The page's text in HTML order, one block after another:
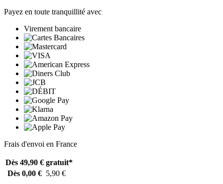
Payez en toute tranquillité avec
Virement bancaire
Frais d'envoi en France
Dès 49,90 € gratuit*
Dès 0,00 € 5,90 €